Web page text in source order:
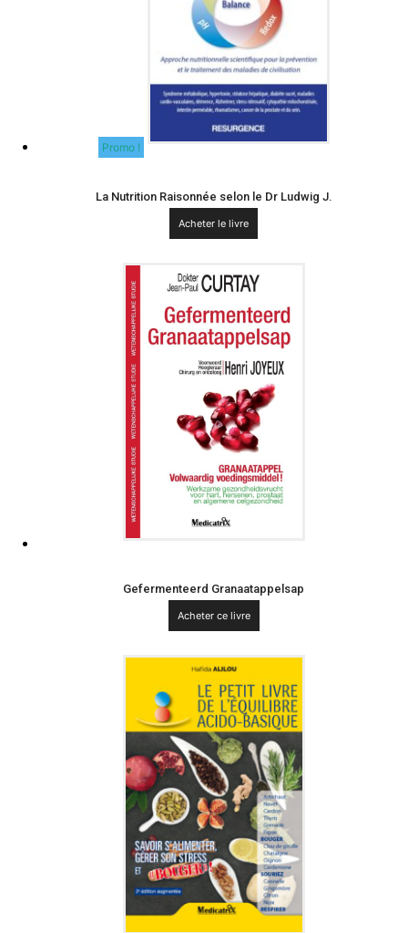
Promo !
La Nutrition Raisonnée selon le Dr Ludwig J.
Acheter le livre
Gefermenteerd Granaatappelsap
Acheter ce livre